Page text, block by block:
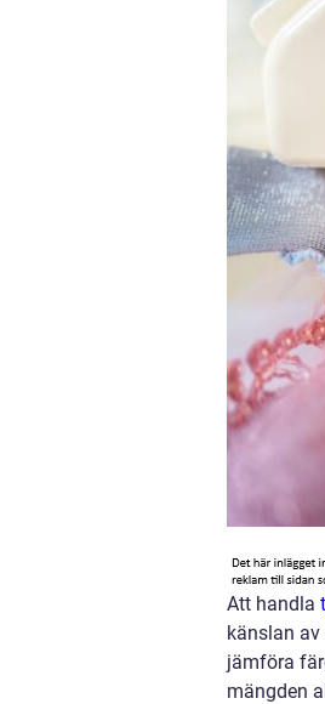
Att handla
känslan
jämföra
mängden